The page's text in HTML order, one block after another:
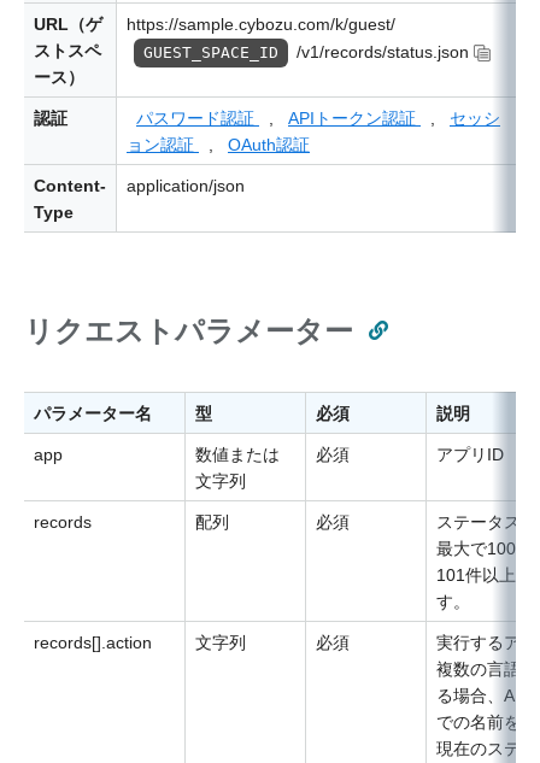
URL（ゲ
ストスペ
ース）
https://sample.cybozu.com/k/guest/
GUEST_SPACE_ID /v1/records/status.json
認証 パスワード認証 APIトークン認証
セッシ
ョン認証
OAuth認証
Content-
Type
application/json
リクエストパラメーター
パラメーター名 型 必須 説明
app
数値または
文字列
必須 アプリID
records 配列 必須
ステータス
最大で100件
101件以上指
す。
records[].action 文字列 必須
実行するア
複数の言語
る場合、API
での名前を
現在のステ